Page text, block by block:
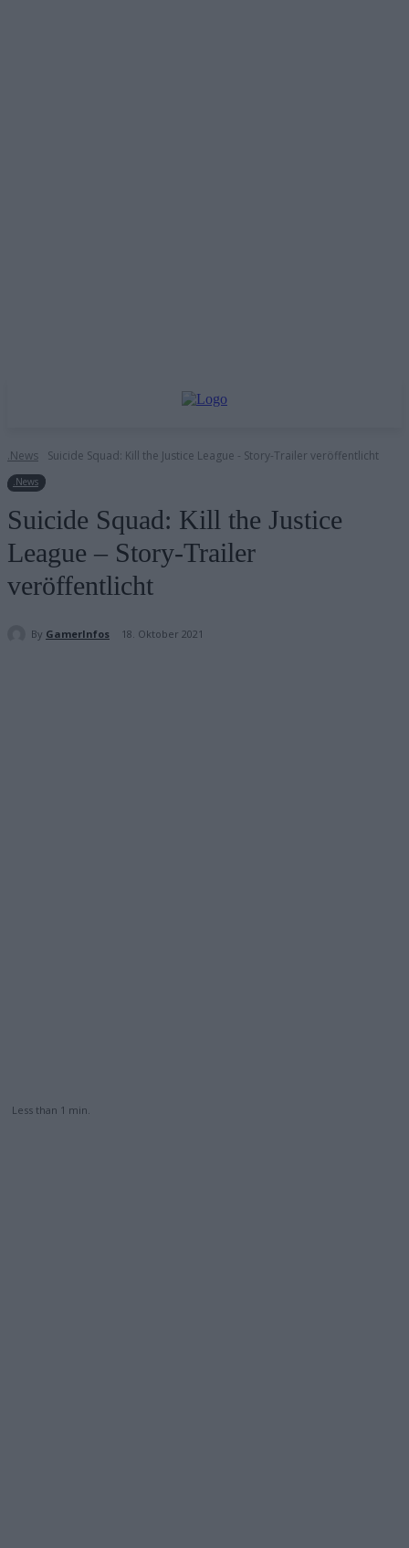
.News Suicide Squad: Kill the Justice League - Story-Trailer veröffentlicht
.News
Suicide Squad: Kill the Justice
League – Story-Trailer
veröffentlicht
By GamerInfos 18. Oktober 2021
Less than 1 min.